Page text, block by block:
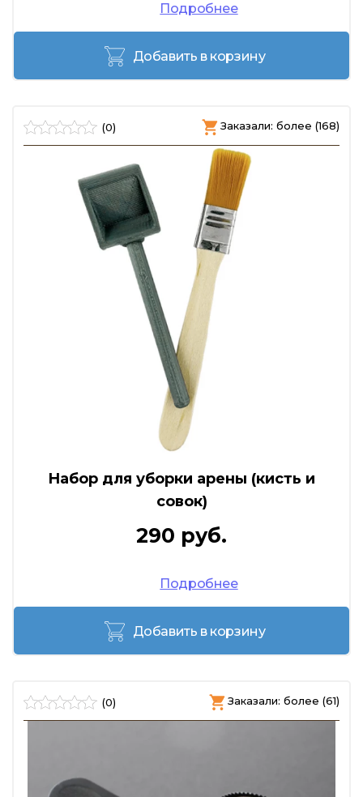
Подробнее
Добавить в корзину
(0) Заказали: более (168)
Набор для уборки арены (кисть и
совок)
290 руб.
Подробнее
Добавить в корзину
(0) Заказали: более (61)